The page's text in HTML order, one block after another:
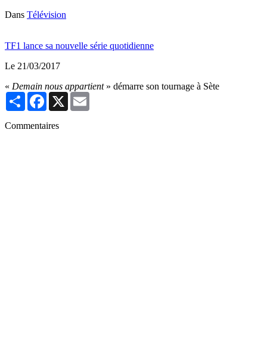
Dans Télévision
TF1 lance sa nouvelle série quotidienne
Le 21/03/2017
« Demain nous appartient» démarre son tournage à Sète
PartagerFacebook
X
Commentaires